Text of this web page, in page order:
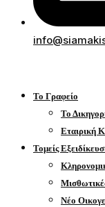
Το Γραφείο
Το
Εταιρική
Τομείς
Νέο